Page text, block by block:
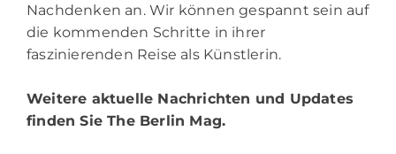
Nachdenken an. Wir können gespannt sein auf
die kommenden Schritte in ihrer
faszinierenden Reise als Künstlerin.
Weitere aktuelle Nachrichten und Updates
finden SieThe Berlin Mag.